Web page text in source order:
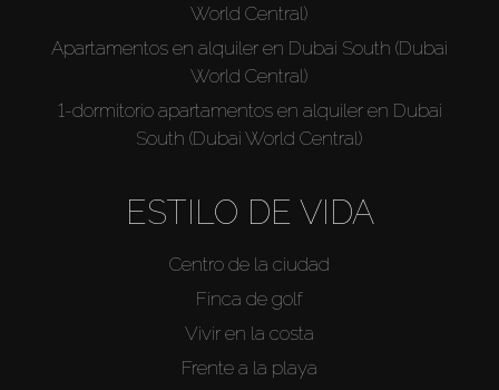
World Central)
Apartamentos en alquiler en Dubai South (Dubai
World Central)
1-dormitorio apartamentos en alquiler en Dubai
South (Dubai World Central)
ESTILO DE VIDA
Centro de la ciudad
Finca de golf
Vivir en la costa
Frente a la playa